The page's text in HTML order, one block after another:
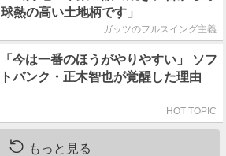
球熱の高い土地柄です」
ガッツのフルスイング主義
「今は一番のほうがやりやすい」 ソフ
トバンク・正木智也が覚醒した理由
HOT TOPIC
もっと見る